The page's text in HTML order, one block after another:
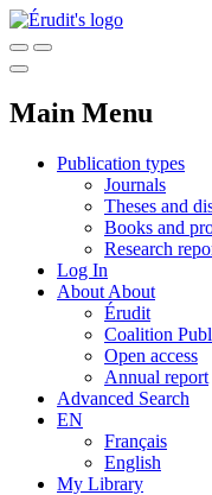
Main Menu
Publication types
Journals
Theses and
Books and
Research
Log In
About About
Érudit
Coalition
Open access
Annual report
Advanced Search
EN
Français
English
My Library